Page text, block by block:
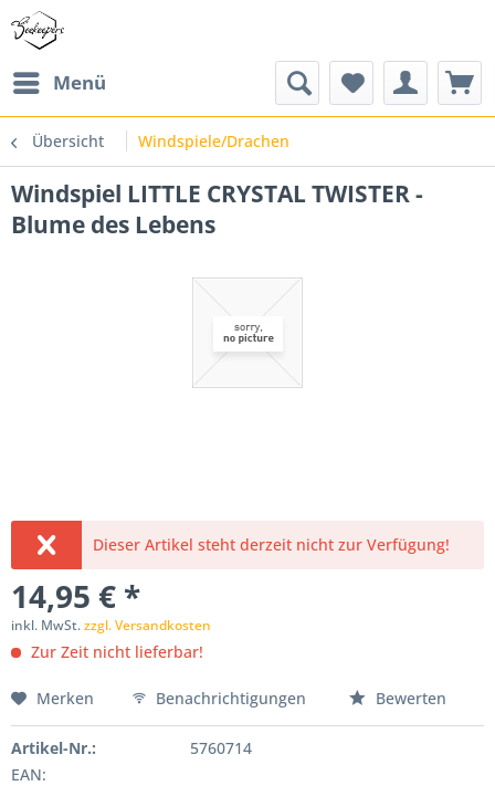
Menü
Übersicht Windspiele/Drachen
Windspiel LITTLE CRYSTAL TWISTER -
Blume des Lebens
Dieser Artikel steht derzeit nicht zur Verfügung!
14,95 € *
inkl. MwSt.zzgl. Versandkosten
Zur Zeit nicht lieferbar!
Merken Benachrichtigungen Bewerten
Artikel-Nr.:
5760714
EAN: